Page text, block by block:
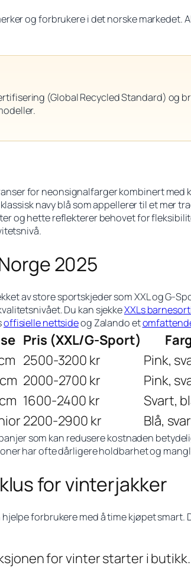
og forbrukere i det norske
(Global Recycled Standard)
for neonsignalfarger kombinert med
navy blå som appellerer til et mer
og hette reflekterer behovet for
2025
av store sportskjeder som XXL og G-
Du kan sjekkeXXLs
offisielle nettsideog Zalando et
Pris (XXL/G-Sport)
2500-3200 kr
Pink,
2000-2700 kr
Pink,
1600-2400 kr
Svart,
2200-2900 kr Blå,
som kan redusere kostnaden
har ofte dårligere holdbarhet og
for vinterjakker
forbrukere med å time kjøpet
for vinter starter i